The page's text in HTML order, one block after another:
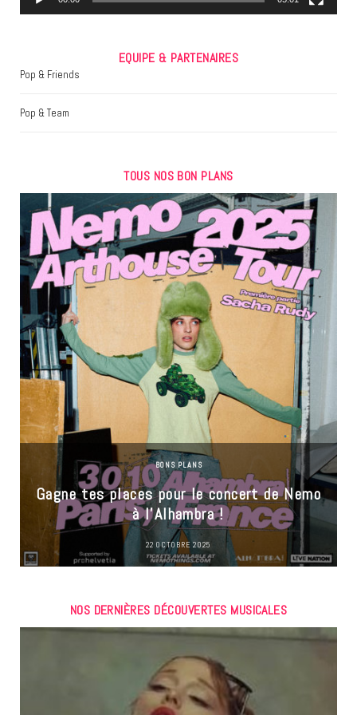
EQUIPE & PARTENAIRES
Pop & Friends
Pop & Team
TOUS NOS BON PLANS
BONS PLANS
Gagne tes places pour le concert de Nemo
à l’Alhambra !
22 OCTOBRE 2025
NOS DERNIÈRES DÉCOUVERTES MUSICALES